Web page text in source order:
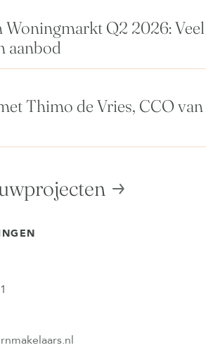
Woningmarkt Q2 2026: Veel
aanbod
Thimo de Vries, CCO van